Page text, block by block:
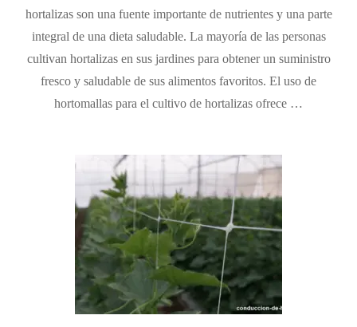
el
hortalizas son una fuente importante de nutrientes y una parte
integral de una dieta saludable. La mayoría de las personas
cultivan hortalizas en sus jardines para obtener un suministro
fresco y saludable de sus alimentos favoritos. El uso de
hortomallas para el cultivo de hortalizas ofrece …